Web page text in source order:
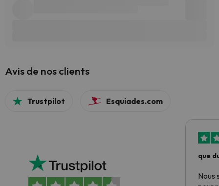
Avis de nos clients
Trustpilot Esquiades.com
que
Nous